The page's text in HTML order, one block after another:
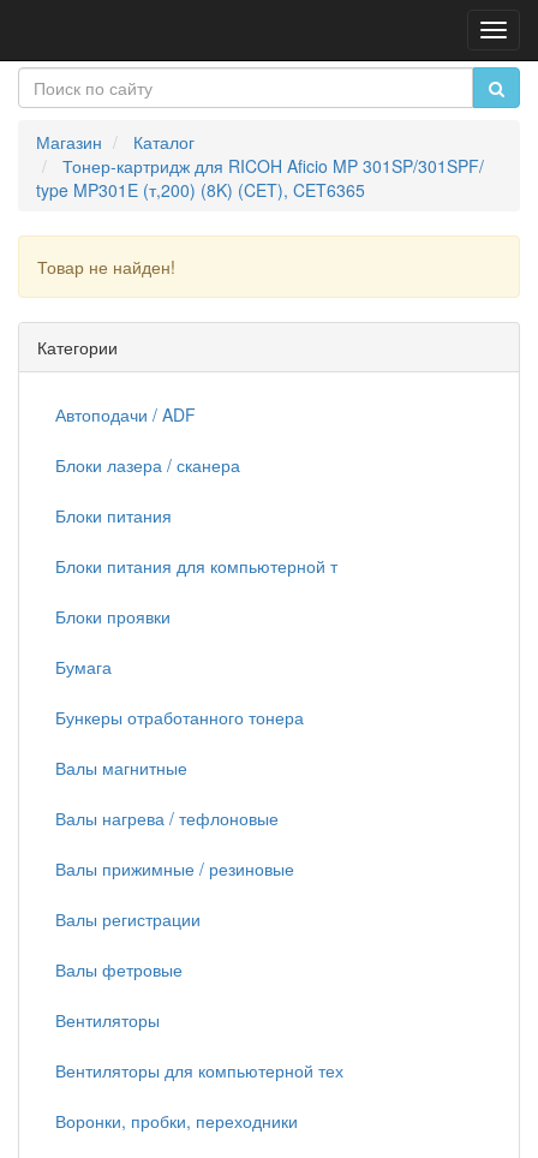
Магазин
Каталог
Тонер-картридж для RICOH Aficio MP 301SP/301SPF/
type MP301E (т,200) (8K) (CET), CET6365
Товар не найден!
Категории
Автоподачи / ADF
Блоки лазера / сканера
Блоки питания
Блоки питания для компьютерной т
Блоки проявки
Бумага
Бункеры отработанного тонера
Валы магнитные
Валы нагрева / тефлоновые
Валы прижимные / резиновые
Валы регистрации
Валы фетровые
Вентиляторы
Вентиляторы для компьютерной тех
Воронки, пробки, переходники